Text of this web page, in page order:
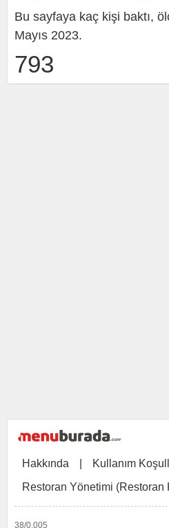
Bu sayfaya kaç kişi baktı,
Mayıs 2023.
793
Hakkında Kullanım
Restoran Yönetimi (Restoran
38/0,005